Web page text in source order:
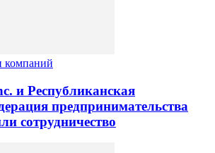
компаний
и Республиканская
предпринимательства
сотрудничество